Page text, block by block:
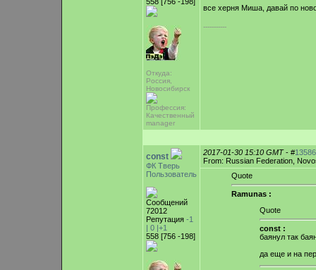
Откуда:
Россия,
Новосибирск
Профессия:
Качественный
manager
все херня Миша, давай по
-----------
const
ФК Тверь
Пользователь
Сообщений
72012
Репутация -1
| 0 |+1
558 [756 -198]
2017-01-30 15:10 GMT- #
From: Russian Federation,
Quote
Ramunas :
Quote
const :
баянул так
да еще и на